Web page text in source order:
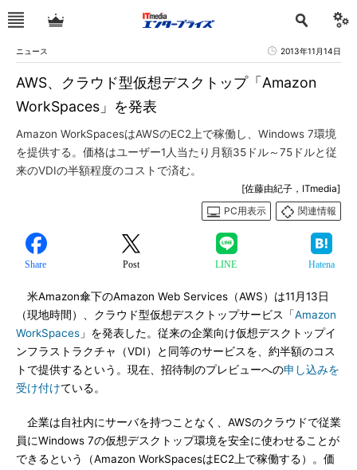
ニュース 2013年11月14日
AWS、クラウド型仮想デスクトップ「Amazon
WorkSpaces」を発表
Amazon WorkSpacesはAWSのEC2上で稼働し、Windows 7環境
を提供する。価格はユーザー1人当たり月額35ドル～75ドルと従
来のVDIの半額程度のコストで済む。
[佐藤由紀子，ITmedia]
PC用表示
関連情報
Share Post LINE Hatena
米Amazon傘下のAmazon Web Services（AWS）は11月13日
（現地時間）、クラウド型仮想デスクトップサービス「Amazon
WorkSpaces 」を発表した。従来の企業向け仮想デスクトップイ
ンフラストラクチャ（VDI）と同等のサービスを、約半額のコス
トで提供するという。現在、招待制のプレビューへの申し込みを
受け付けている。
企業は自社内にサーバを持つことなく、AWSのクラウドで従業
員にWindows 7の仮想デスクトップ環境を安全に使わせることが
できるという（Amazon WorkSpacesはEC2上で稼働する）。価